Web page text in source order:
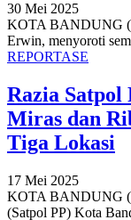
30 Mei 2025
KOTA BANDUNG
Erwin, menyoroti
REPORTASE
Razia Satpol
Miras dan
Tiga Lokasi
17 Mei 2025
KOTA BANDUNG
(Satpol PP) Kota